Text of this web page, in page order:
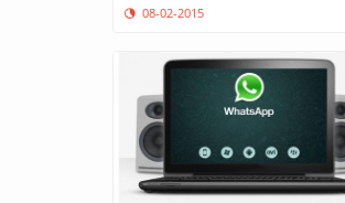
08-02-2015